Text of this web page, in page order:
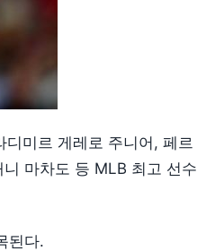
미르 게레로 주니어, 페르
마차도 등 MLB 최고 선수
된다.